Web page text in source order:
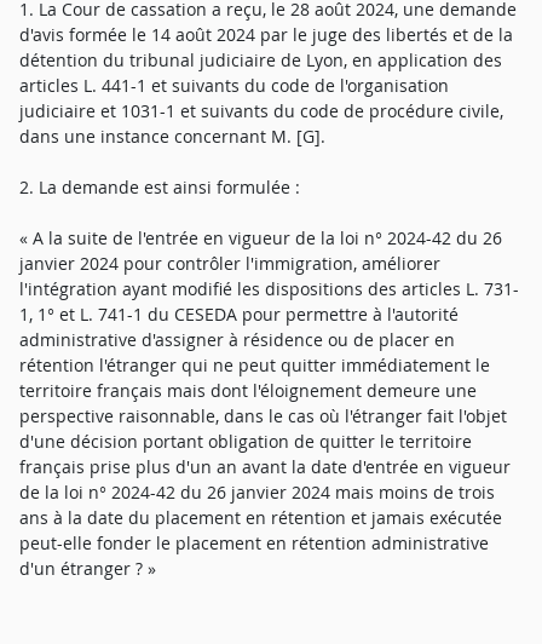
1. La Cour de cassation a reçu, le 28 août 2024, une demande
d'avis formée le 14 août 2024 par le juge des libertés et de la
détention du tribunal judiciaire de Lyon, en application des
articles L. 441-1 et suivants du code de l'organisation
judiciaire et 1031-1 et suivants du code de procédure civile,
dans une instance concernant M. [G].
2. La demande est ainsi formulée :
« A la suite de l'entrée en vigueur de la loi n° 2024-42 du 26
janvier 2024 pour contrôler l'immigration, améliorer
l'intégration ayant modifié les dispositions des articles L. 731-
1, 1° et L. 741-1 du CESEDA pour permettre à l'autorité
administrative d'assigner à résidence ou de placer en
rétention l'étranger qui ne peut quitter immédiatement le
territoire français mais dont l'éloignement demeure une
perspective raisonnable, dans le cas où l'étranger fait l'objet
d'une décision portant obligation de quitter le territoire
français prise plus d'un an avant la date d'entrée en vigueur
de la loi n° 2024-42 du 26 janvier 2024 mais moins de trois
ans à la date du placement en rétention et jamais exécutée
peut-elle fonder le placement en rétention administrative
d'un étranger ? »